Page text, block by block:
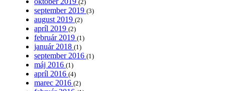
(2)
september 2019 (3)
august 2019 (2)
apríl 2019 (2)
február 2019 (1)
január 2018 (1)
september 2016 (1)
máj 2016 (1)
apríl 2016 (4)
marec 2016 (2)